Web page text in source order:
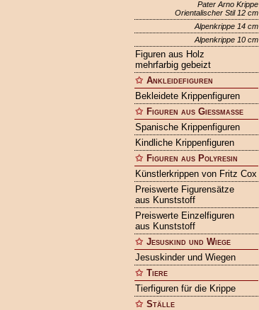
Pater Arno Krippe
Orientalischer Stil 12 cm
Alpenkrippe 14 cm
Alpenkrippe 10 cm
Figuren aus Holz
mehrfarbig gebeizt
Ankleidefiguren
Bekleidete Krippenfiguren
Figuren aus Gießmasse
Spanische Krippenfiguren
Kindliche Krippenfiguren
Figuren aus Polyresin
Künstlerkrippen von Fritz Cox
Preiswerte Figurensätze
aus Kunststoff
Preiswerte Einzelfiguren
aus Kunststoff
Jesuskind und Wiege
Jesuskinder und Wiegen
Tiere
Tierfiguren für die Krippe
Ställe